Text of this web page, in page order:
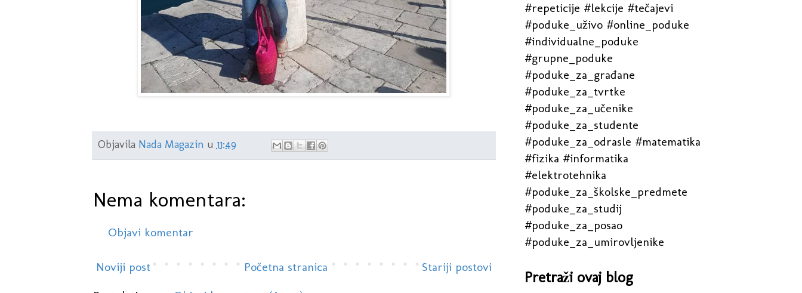
Objavila Nada Magazin u 11:49
Nema komentara:
Objavi komentar
Noviji post Stariji postovi
Početna stranica
#repeticije #lekcije #tečajevi
#poduke_uživo #online_poduke
#individualne_poduke
#grupne_poduke
#poduke_za_građane
#poduke_za_tvrtke
#poduke_za_učenike
#poduke_za_studente
#poduke_za_odrasle #matematika
#fizika #informatika
#elektrotehnika
#poduke_za_školske_predmete
#poduke_za_studij
#poduke_za_posao
#poduke_za_umirovljenike
Pretraži ovaj blog